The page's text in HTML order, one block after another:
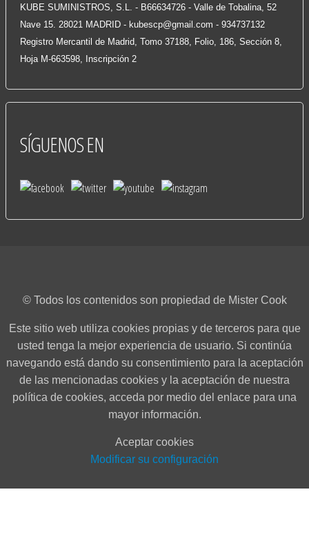
KUBE SUMINISTROS, S.L. - B66634726 - Valle de Tobalina, 52
Nave 15. 28021 MADRID - kubescp@gmail.com - 934737132
Registro Mercantil de Madrid, Tomo 37188, Folio, 186, Sección 8,
Hoja M-663598, Inscripción 2
SÍGUENOSEN
© Todos los contenidos son propiedad de Mister Cook
Este sitio web utiliza cookies propias y de terceros para que
usted tenga la mejor experiencia de usuario. Si continúa
navegando está dando su consentimiento para la aceptación
de las mencionadas cookies y la aceptación de nuestra
política de cookies, acceda por medio del enlace para una
mayor información.
Aceptar cookies
Modificar su configuración